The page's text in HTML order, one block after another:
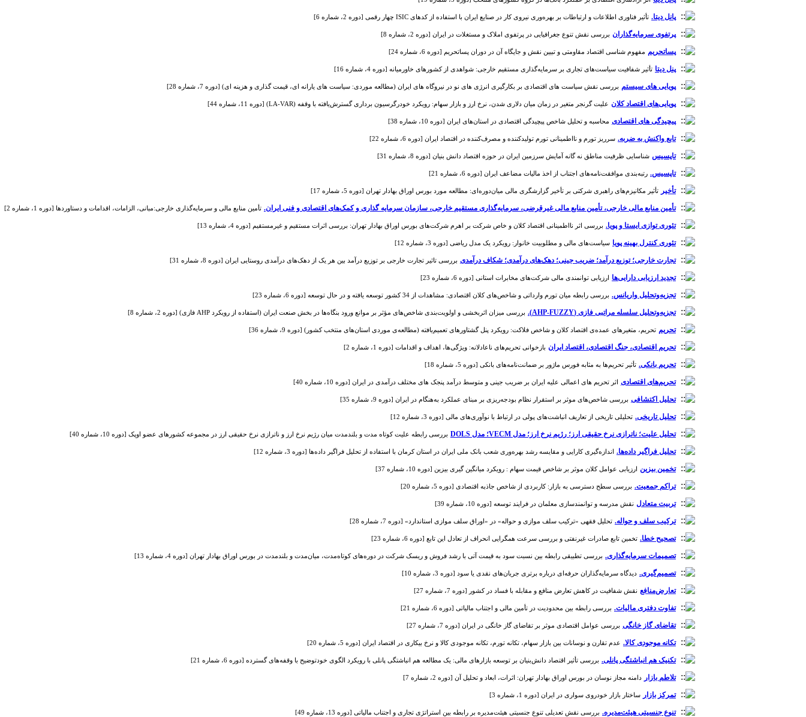
پانل دیتا. تأثیر فناوری اطلاعات و ارتباطات بر بهره‌وری نیروی کار در صنایع ایران با استفاده از کدهای ISIC چهار رقمی [دوره 2، شماره 6]
پرتفوی سرمایه‌گذاران بررسی نقش تنوع جغرافیایی در پرتفوی املاک و مستغلات در ایران [دوره 2، شماره 8]
پساتحریم مفهوم شناسی اقتصاد مقاومتی و تبیین نقش و جایگاه آن در دوران پساتحریم [دوره 6، شماره 24]
پنل دیتا تأثیر شفافیت سیاست‌های تجاری بر سرمایه‌گذاری مستقیم خارجی: شواهدی از کشورهای خاورمیانه [دوره 4، شماره 16]
پویایی های سیستم بررسی نقش سیاست های اقتصادی بر بکارگیری انرژی های نو در نیروگاه های ایران (مطالعه موردی: سیاست های یارانه ای، قیمت گذاری و هزینه ای) [دوره 7، شماره 28]
پویایی‌های اقتصاد کلان علیت گرنجر متغیر در زمان میان دلاری شدن، نرخ ارز و بازار سهام: رویکرد خودرگرسیون برداری گسترش‌یافته با وقفه (LA-VAR) [دوره 11، شماره 44]
پیچیدگی های اقتصادی محاسبه و تحلیل شاخص پیچیدگی اقتصادی در استان‌های ایران [دوره 10، شماره 38]
تابع واکنش به ضربه. سرریز تورم و نااطمینانی تورم تولیدکننده و مصرف‌کننده در اقتصاد ایران [دوره 6، شماره 22]
تاپسیس شناسایی ظرفیت مناطق نه گانه آمایش سرزمین ایران در حوزه اقتصاد دانش بنیان [دوره 8، شماره 31]
تاپسیس. رتبه‌بندی موافقت‌نامه‌های اجتناب از اخذ مالیات مضاعف ایران [دوره 6، شماره 21]
تأخیر تأثیر مکانیزم‌های راهبری شرکتی بر تأخیر گزارشگری مالی میان‌دوره‌ای: مطالعه مورد بورس اوراق بهادار تهران [دوره 5، شماره 17]
تأمین منابع مالی خارجی، تأمین منابع مالی غیرقرضی، سرمایه‌گذاری مستقیم خارجی، سازمان سرمایه گذاری و کمک‌های اقتصادی و فنی ایران. تأمین منابع مالی و سرمایه‌گذاری خارجی:مبانی، الزامات، اقدامات و دستاوردها [دوره 1، شماره 2]
تئوری توازی ایستا و پویا. بررسی اثر نااطمینانی اقتصاد کلان و خاص شرکت بر اهرم شرکت‌های بورس اوراق بهادار تهران: بررسی اثرات مستقیم و غیرمستقیم [دوره 4، شماره 13]
تئوری کنترل بهینه پویا سیاست‌های مالی و مطلوبیت خانوار: رویکرد یک مدل ریاضی [دوره 3، شماره 12]
تجارت خارجی؛ توزیع درآمد؛ ضریب جینی؛ دهک‌های درآمدی؛ شکاف درآمدی بررسی تاثیر تجارت خارجی بر توزیع درآمد بین هر یک از دهک‌های درآمدی روستایی ایران [دوره 8، شماره 31]
تجدید ارزیابی دارایی‌ها ارزیابی توانمندی مالی شرکت‌های مخابرات استانی [دوره 6، شماره 23]
تجزیه‌وتحلیل واریانس. بررسی رابطه میان تورم وارداتی و شاخص‌های کلان اقتصادی: مشاهدات از 34 کشور توسعه‌ یافته و در حال توسعه [دوره 6، شماره 23]
تجزیه‌و‌تحلیل سلسله مراتبی فازی (AHP-FUZZY). بررسی میزان اثربخشی و اولویت‌بندی شاخص‌های مؤثر بر موانع ورود بنگاه‌ها در بخش صنعت ایران (استفاده از رویکرد AHP فازی) [دوره 2، شماره 8]
تحریم تحریم، متغیرهای عمده‌ی اقتصاد کلان و شاخص فلاکت: رویکرد پنل گشتاورهای تعمیم‌یافته (مطالعه‌ی موردی استان‌های منتخب کشور) [دوره 9، شماره 36]
تحریم اقتصادی، جنگ اقتصادی، اقتصاد ایران بازخوانی تحریم‌های ناعادلانه: ویژگی‌ها، اهداف و اقدامات [دوره 1، شماره 2]
تحریم بانکی. تأثیر تحریم‌ها به مثابه فورس ماژور بر ضمانت‌نامه‌های بانکی [دوره 5، شماره 18]
تحریم‌های اقتصادی اثر تحریم های اعمالی علیه ایران بر ضریب جینی و متوسط درآمد پنجک های مختلف درآمدی در ایران [دوره 10، شماره 40]
تحلیل اکتشافی بررسی شاخص‌های موثر بر استقرار نظام بودجه‌ریزی بر مبنای عملکرد به‌هنگام در ایران [دوره 9، شماره 35]
تحلیل تاریخی. تحلیلی تاریخی از تعاریف انباشت‌های پولی در ارتباط با نوآوری‌های مالی [دوره 3، شماره 12]
تحلیل علیت؛ ناترازی نرخ حقیقی ارز؛ رژیم نرخ ارز؛ مدل VECM؛ مدل DOLS بررسی رابطه علیت کوتاه مدت و بلندمدت میان رژیم نرخ ارز و ناترازی نرخ حقیقی ارز در مجموعه کشورهای عضو اوپک [دوره 10، شماره 40]
تحلیل فراگیر داده‌ها. اندازه‌گیری کارایی و مقایسه رشد بهره‌وری شعب بانک ملی ایران در استان کرمان با استفاده از تحلیل فراگیر داده‌ها [دوره 3، شماره 12]
تخمین بیزین ارزیابی عوامل کلان موثر بر شاخص قیمت سهام : رویکرد میانگین گیری بیزین [دوره 10، شماره 37]
تراکم جمعیت. بررسی سطح دسترسی به بازار: کاربردی از شاخص جاذبه اقتصادی [دوره 5، شماره 20]
تربیت متعادل نقش مدرسه و توانمندسازی معلمان در فرایند توسعه [دوره 10، شماره 39]
ترکیب سلف و حواله. تحلیل فقهی «ترکیب سلف موازی و حواله» در «اوراق سلف موازی استاندارد» [دوره 7، شماره 28]
تصحیح خطا. تخمین تابع صادرات غیرنفتی و بررسی سرعت همگرایی انحراف از تعادل این تابع [دوره 6، شماره 23]
تصمیمات سرمایه‌گذاری. بررسی تطبیقی رابطه بین نسبت سود به قیمت آتی با رشد فروش و ریسک شرکت در دوره‌های کوتاه‌مدت، میان‌مدت و بلندمدت در بورس اوراق بهادار تهران [دوره 4، شماره 13]
تصمیم‌گیری. دیدگاه سرمایه‌گذاران حرفه‌ای درباره برتری جریان‌های نقدی یا سود [دوره 3، شماره 10]
تعارض‌منافع نقش شفافیت در کاهش تعارض منافع و مقابله با فساد در کشور [دوره 7، شماره 27]
تفاوت دفتری مالیات. بررسی رابطه بین محدودیت در تأمین مالی و اجتناب مالیاتی [دوره 6، شماره 21]
تقاضای گاز خانگی بررسی عوامل اقتصادی موثر بر تقاضای گاز خانگی در ایران [دوره 7، شماره 27]
تکانه موجودی کالا. عدم تقارن و نوسانات بین بازار سهام، تکانه تورم، تکانه موجودی کالا و نرخ بیکاری در اقتصاد ایران [دوره 5، شماره 20]
تکنیک هم انباشتگی پانلی. بررسی تأثیر اقتصاد دانش‌بنیان بر توسعه بازارهای مالی: یک مطالعه هم انباشتگی پانلی با رویکرد الگوی خودتوضیح با وقفه‌های گسترده [دوره 6، شماره 21]
تلاطم بازار دامنه مجاز نوسان در بورس اوراق بهادار تهران: اثرات، ابعاد و تحلیل آن [دوره 2، شماره 7]
تمرکز بازار ساختار بازار خودروی سواری در ایران [دوره 1، شماره 3]
تنوع جنسیتی هیئت‌مدیره. بررسی نقش تعدیلی تنوع جنسیتی هیئت‌مدیره بر رابطه بین استراتژی تجاری و اجتناب مالیاتی [دوره 13، شماره 49]